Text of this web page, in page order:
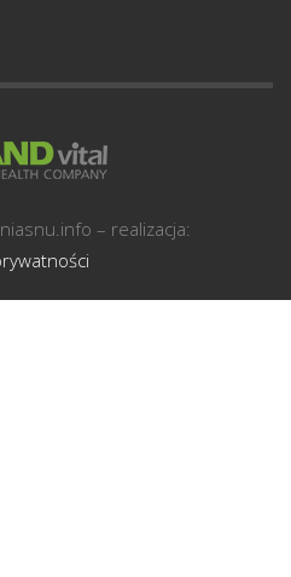
– realizacja: